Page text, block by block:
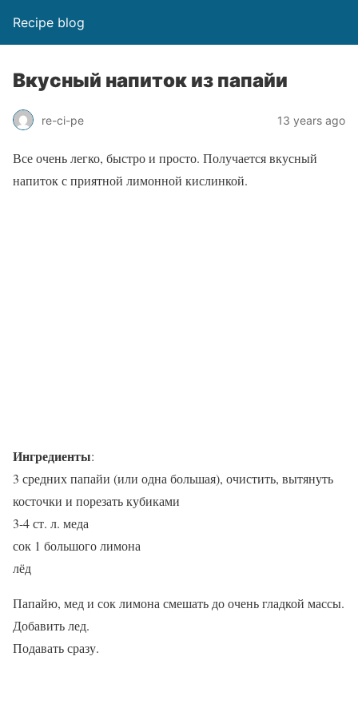
Recipe blog
Вкусный напиток из папайи
re-ci-pe 13 years ago
Все очень легко, быстро и просто. Получается вкусный
напиток с приятной лимонной кислинкой.
Ингредиенты:
3 средних папайи (или одна большая), очистить, вытянуть
косточки и порезать кубиками
3-4 ст. л. меда
сок 1 большого лимона
лёд
Папайю, мед и сок лимона смешать до очень гладкой массы.
Добавить лед.
Подавать сразу.